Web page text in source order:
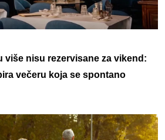
više nisu rezervisane za vikend:
večeru koja se spontano